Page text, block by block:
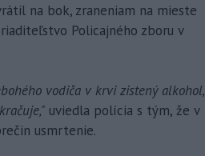
na bok, zraneniam na mieste
Policajného zboru v
vodiča v krvi zistený alkohol,
uviedla polícia s tým, že v
usmrtenie.